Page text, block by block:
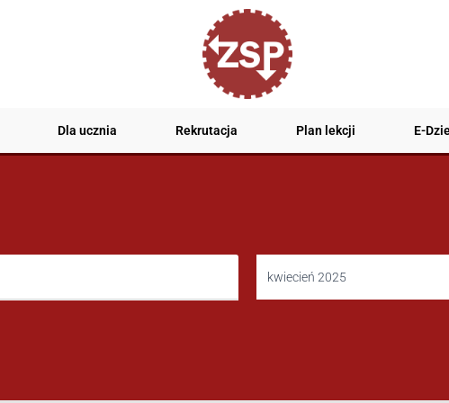
Dla ucznia Rekrutacja Plan lekcji E-